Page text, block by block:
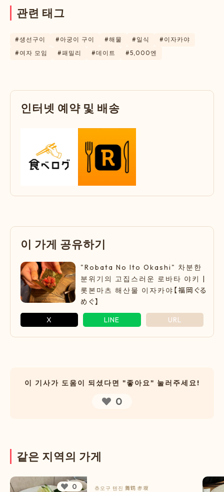
관련 태그
#생선구이 #아궁이 구이 #해물 #일식
#이자카야
#여자 모임
#패밀리 #데이트 #5,000엔
인터넷 예약 및 배송
이 가게 공유하기
"Robata No Ito Okashi" 차분한
분위기의 고집스러운 로바타 야키 |
롯본마츠 해산물 이자카야【福岡ぐる
めぐ】
X
LINE URL
이 기사가 도움이 되셨다면 "좋아요" 눌러주세요!
0
같은 지역의 가게
츄오구 텐진舞鶴 赤坂
0